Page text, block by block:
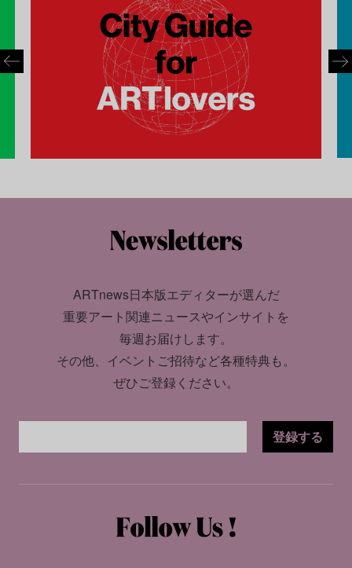
ARTnews日本版エディターが選んだ
重要アート関連ニュースやインサイトを
毎週お届けします。
その他、イベントご招待など各種特典も。
ぜひご登録ください。
登録する